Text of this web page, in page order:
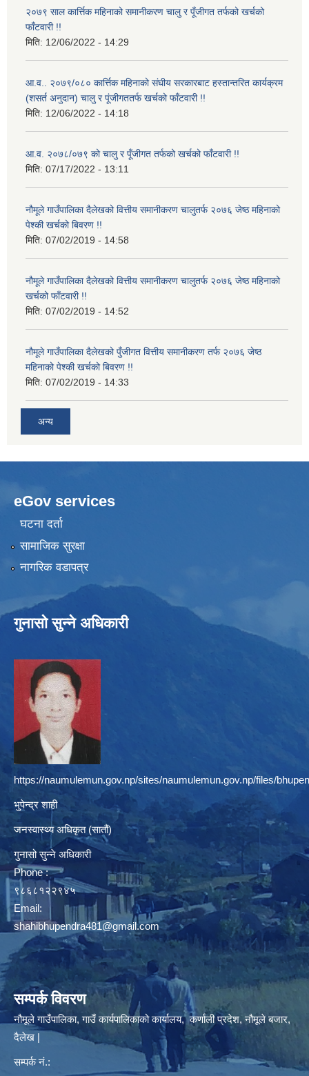
२०७९ साल कार्त्तिक महिनाको समानीकरण चालु र पूँजीगत तर्फको खर्चको
फाँटवारी !!
मिति: 12/06/2022 - 14:29
आ.व.. २०७९/०८० कार्त्तिक महिनाको संघीय सरकारबाट हस्तान्तरित कार्यक्रम
(शसर्त अनुदान) चालु र पूंजीगततर्फ खर्चको फाँटवारी !!
मिति: 12/06/2022 - 14:18
आ.व. २०७८/०७९ को चालु र पूँजीगत तर्फको खर्चको फाँटवारी !!
मिति: 07/17/2022 - 13:11
नौमूले गाउँपालिका दैलेखको वित्तीय समानीकरण चालुतर्फ २०७६ जेष्ठ महिनाको
पेश्की खर्चको बिवरण !!
मिति: 07/02/2019 - 14:58
नौमूले गाउँपालिका दैलेखको वित्तीय समानीकरण चालुतर्फ २०७६ जेष्ठ महिनाको
खर्चको फाँटवारी !!
मिति: 07/02/2019 - 14:52
नौमूले गाउँपालिका दैलेखको पुँजीगत वित्तीय समानीकरण तर्फ २०७६ जेष्ठ
महिनाको पेश्की खर्चको बिवरण !!
मिति: 07/02/2019 - 14:33
अन्य
eGov services
घटना दर्ता
सामाजिक सुरक्षा
नागरिक वडापत्र
गुनासो सुन्ने अधिकारी
https://naumulemun.gov.np/sites/naumulemun.gov.np/files/
भुपेन्द्र शाही
जनस्वास्थ्य अधिकृत (सातौं)
गुनासो सुन्ने अधिकारी
Phone :
९८६८१२२९४५
Email:
shahibhupendra481@gmail.com
सम्पर्क विवरण
नौमूले गाउँपालिका, गाउँ कार्यपालिकाको कार्यालय, कर्णाली प्रदेश, नौमूले बजार,
दैलेख |
सम्पर्क नं.: